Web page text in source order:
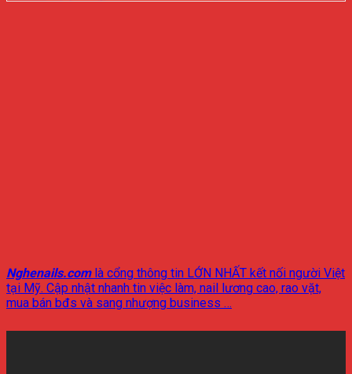
Nghenails.comlà cổng thông tin LỚN NHẤT kết nối người Việt
tại Mỹ. Cập nhật nhanh tin việc làm, nail lương cao, rao vặt,
mua bán bđs và sang nhượng business …